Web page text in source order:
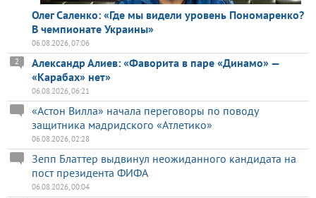
Олег Саленко: «Где мы видели уровень Пономаренко?
В чемпионате Украины»
06.08.2026, 07:06
Александр Алиев: «Фаворита в паре «Динамо» —
«Карабах» нет»
2
06.08.2026, 06:21
«Астон Вилла» начала переговоры по поводу
защитника мадридского «Атлетико»
06.08.2026, 02:28
Зепп Блаттер выдвинул неожиданного кандидата на
пост президента ФИФА
06.08.2026, 00:04